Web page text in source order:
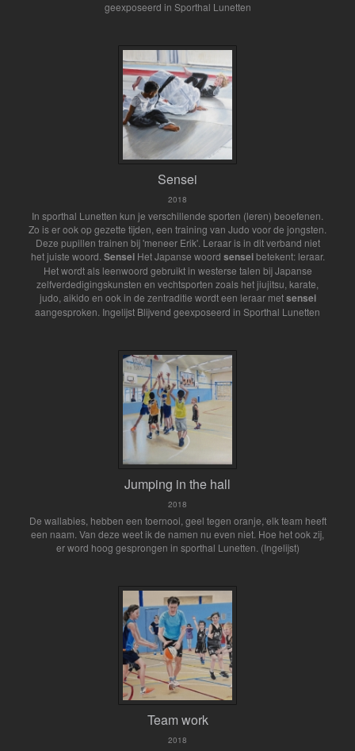
geexposeerd in Sporthal Lunetten
Sensei
2018
In sporthal Lunetten kun je verschillende sporten (leren) beoefenen.
Zo is er ook op gezette tijden, een training van Judo voor de jongsten.
Deze pupillen trainen bij 'meneer Erik'. Leraar is in dit verband niet
het juiste woord. Sensei Het Japanse woord senseibetekent: leraar.
Het wordt als leenwoord gebruikt in westerse talen bij Japanse
zelfverdedigingskunsten en vechtsporten zoals het jiujitsu, karate,
judo, aikido en ook in de zentraditie wordt een leraar metsensei
aangesproken. Ingelijst Blijvend geexposeerd in Sporthal Lunetten
Jumping in the hall
2018
De wallabies, hebben een toernooi, geel tegen oranje, elk team heeft
een naam. Van deze weet ik de namen nu even niet. Hoe het ook zij,
er word hoog gesprongen in sporthal Lunetten. (Ingelijst)
Team work
2018